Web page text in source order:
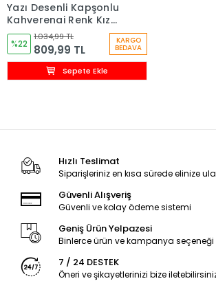
Yazı Desenli Kapşonlu
Kahverengi Renk Kız
Çocuk Takım
%22
1.034,99 TL
809,99 TL
KARGO
BEDAVA
Sepete Ekle
Hızlı Teslimat
Siparişleriniz en kısa sürede elinize
Güvenli Alışveriş
Güvenli ve kolay ödeme sistemi
Geniş Ürün Yelpazesi
Binlerce ürün ve kampanya seçeneği
7 / 24 DESTEK
Öneri ve şikayetlerinizi bize